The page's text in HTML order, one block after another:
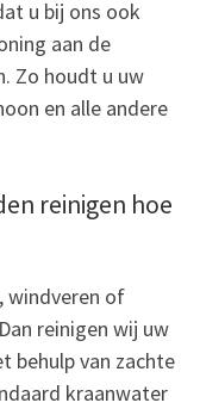
u bij ons ook
aan de
Zo houdt u uw
en alle andere
reinigen hoe
windveren of
reinigen wij uw
behulp van zachte
kraanwater